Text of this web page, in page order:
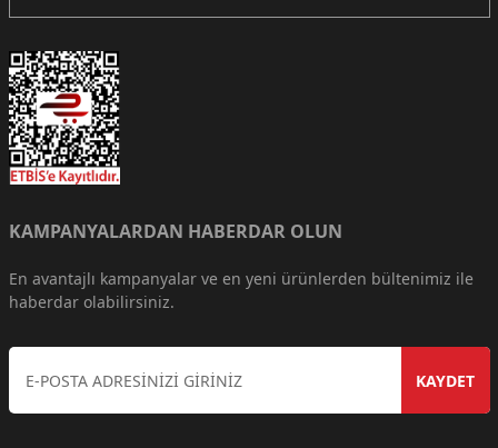
KAMPANYALARDAN HABERDAR OLUN
En avantajlı kampanyalar ve en yeni ürünlerden bültenimiz ile
haberdar olabilirsiniz.
KAYDET